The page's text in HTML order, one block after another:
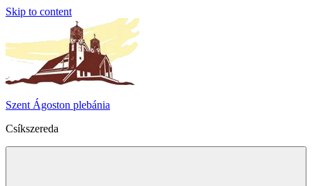
Skip to content
Szent Ágoston plebánia
Csíkszereda